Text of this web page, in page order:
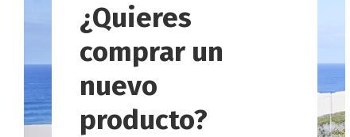
¿Quieres
comprar un
nuevo
producto?